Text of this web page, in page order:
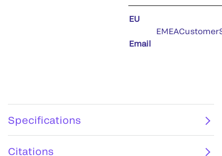
EU
Email
Specifications
Citations